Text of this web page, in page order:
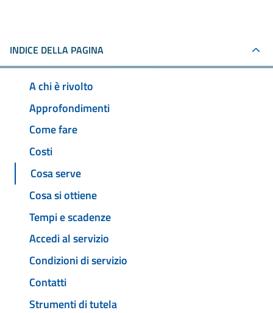
INDICE DELLA PAGINA
A chi è rivolto
Approfondimenti
Come fare
Costi
Cosa serve
Cosa si ottiene
Tempi e scadenze
Accedi al servizio
Condizioni di servizio
Contatti
Strumenti di tutela